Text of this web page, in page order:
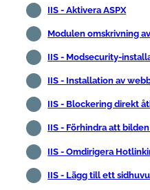
IIS - Aktivera ASPX
Modulen omskrivning
IIS - Modsecurity-
IIS - Installation av
IIS - Blockering direkt
IIS - Förhindra att
IIS - Omdirigera
IIS - Lägg till ett